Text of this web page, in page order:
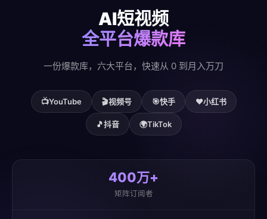
AI短视频
全平台爆款库
一份爆款库，六大平台，快速从 0 到月入万刀
📺YouTube 🎬视频号 🎯快手 ❤️小红书
🎵抖音 🌍TikTok
400万+
矩阵订阅者